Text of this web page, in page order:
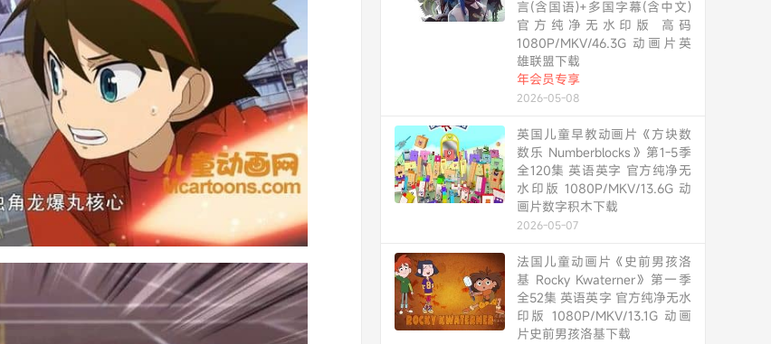
言(含国语)+多国字幕(含中文)
官方纯净无水印版 高码
1080P/MKV/46.3G 动画片英
雄联盟下载
年会员专享
2026-05-08
英国儿童早教动画片《方块数
数乐 Numberblocks》第1-5季
全120集 英语英字 官方纯净无
水印版 1080P/MKV/13.6G 动
画片数字积木下载
2026-05-07
法国儿童动画片《史前男孩洛
基 Rocky Kwaterner》第一季
全52集 英语英字 官方纯净无水
印版 1080P/MKV/13.1G 动画
片史前男孩洛基下载